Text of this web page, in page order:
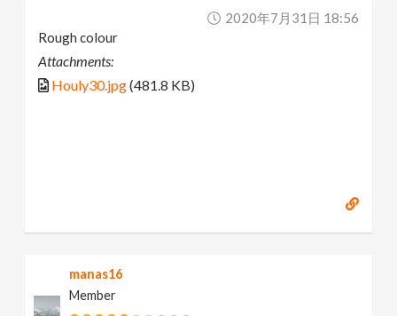
2020年7月31日 18:56
Rough colour
Attachments:
Houly30.jpg(481.8 KB)
manas16
Member